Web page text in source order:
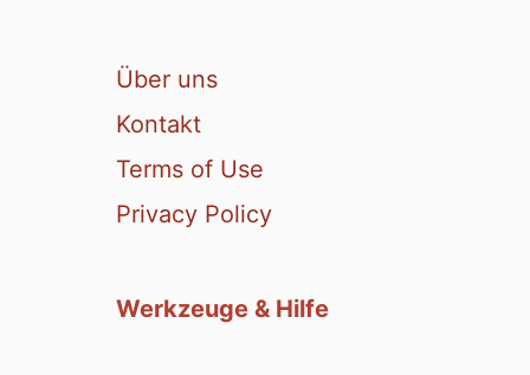
Über uns
Kontakt
Terms of Use
Privacy Policy
Werkzeuge & Hilfe